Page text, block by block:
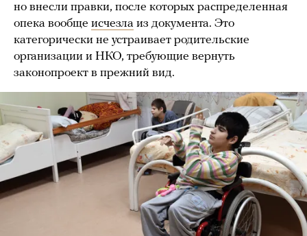
но внесли правки, после которых распределенная
опека вообще исчезла из документа. Это
категорически не устраивает родительские
организации и НКО, требующие вернуть
законопроект в прежний вид.